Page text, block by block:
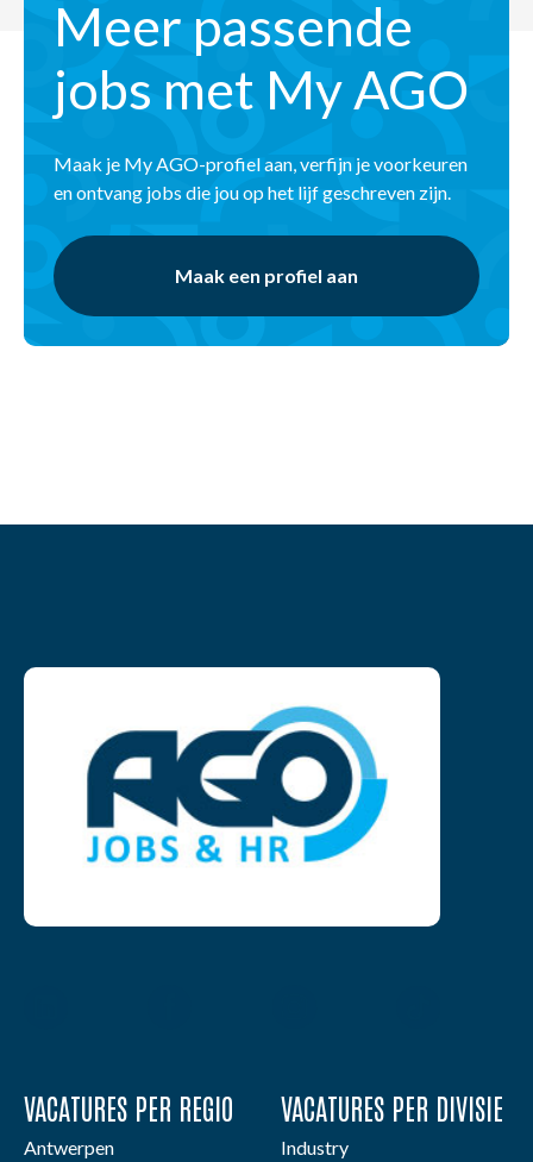
Meer passende
jobs met My AGO
Maak je My AGO-profiel aan, verfijn je voorkeuren
en ontvang jobs die jou op het lijf geschreven zijn.
Maak een profiel aan
VACATURES PER REGIO
Antwerpen
VACATURES PER DIVISIE
Industry